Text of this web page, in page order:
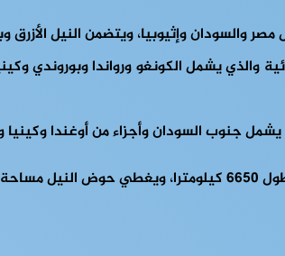
والسودان وإثيوبيا، ويتضمن النيل الأزرق
والذي يشمل الكونغو ورواندا وبوروندي
جنوب السودان وأجزاء من أوغندا
إلى الشمال.